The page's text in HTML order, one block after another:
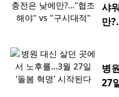
샤
만
병
27